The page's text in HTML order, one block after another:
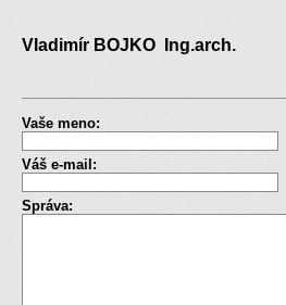
Vladimír BOJKO Ing.arch.
Vaše meno:
Váš e-mail:
Správa: